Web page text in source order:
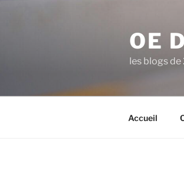
OE
les blogs de
Accueil